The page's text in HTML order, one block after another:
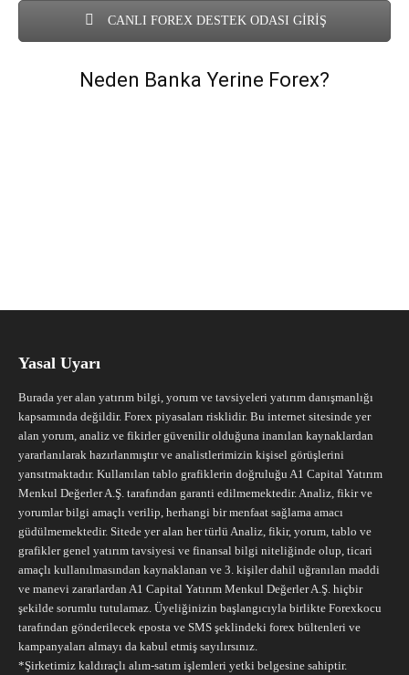
CANLI FOREX DESTEK ODASI GİRİŞ
Neden Banka Yerine Forex?
Yasal Uyarı
Burada yer alan yatırım bilgi, yorum ve tavsiyeleri yatırım danışmanlığı
kapsamında değildir. Forex piyasaları risklidir. Bu internet sitesinde yer
alan yorum, analiz ve fikirler güvenilir olduğuna inanılan kaynaklardan
yararlanılarak hazırlanmıştır ve analistlerimizin kişisel görüşlerini
yansıtmaktadır. Kullanılan tablo grafiklerin doğruluğu A1 Capital Yatırım
Menkul Değerler A.Ş. tarafından garanti edilmemektedir. Analiz, fikir ve
yorumlar bilgi amaçlı verilip, herhangi bir menfaat sağlama amacı
güdülmemektedir. Sitede yer alan her türlü Analiz, fikir, yorum, tablo ve
grafikler genel yatırım tavsiyesi ve finansal bilgi niteliğinde olup, ticari
amaçlı kullanılmasından kaynaklanan ve 3. kişiler dahil uğranılan maddi
ve manevi zararlardan A1 Capital Yatırım Menkul Değerler A.Ş. hiçbir
şekilde sorumlu tutulamaz. Üyeliğinizin başlangıcıyla birlikte Forexkocu
tarafından gönderilecek eposta ve SMS şeklindeki forex bültenleri ve
kampanyaları almayı da kabul etmiş sayılırsınız.
*Şirketimiz kaldıraçlı alım-satım işlemleri yetki belgesine sahiptir.